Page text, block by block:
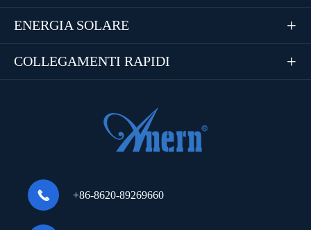
ENERGIA SOLARE 
COLLEGAMENTI RAPIDI 
 +86-8620-89269660